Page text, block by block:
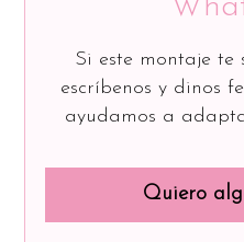
Si este montaje te
escríbenos y dinos
ayudamos a
Quiero